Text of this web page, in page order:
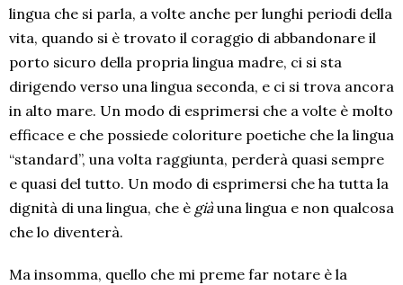
lingua che si parla, a volte anche per lunghi periodi della
vita, quando si è trovato il coraggio di abbandonare il
porto sicuro della propria lingua madre, ci si sta
dirigendo verso una lingua seconda, e ci si trova ancora
in alto mare. Un modo di esprimersi che a volte è molto
efficace e che possiede coloriture poetiche che la lingua
“standard”, una volta raggiunta, perderà quasi sempre
e quasi del tutto. Un modo di esprimersi che ha tutta la
dignità di una lingua, che è giàuna lingua e non qualcosa
che lo diventerà.
Ma insomma, quello che mi preme far notare è la